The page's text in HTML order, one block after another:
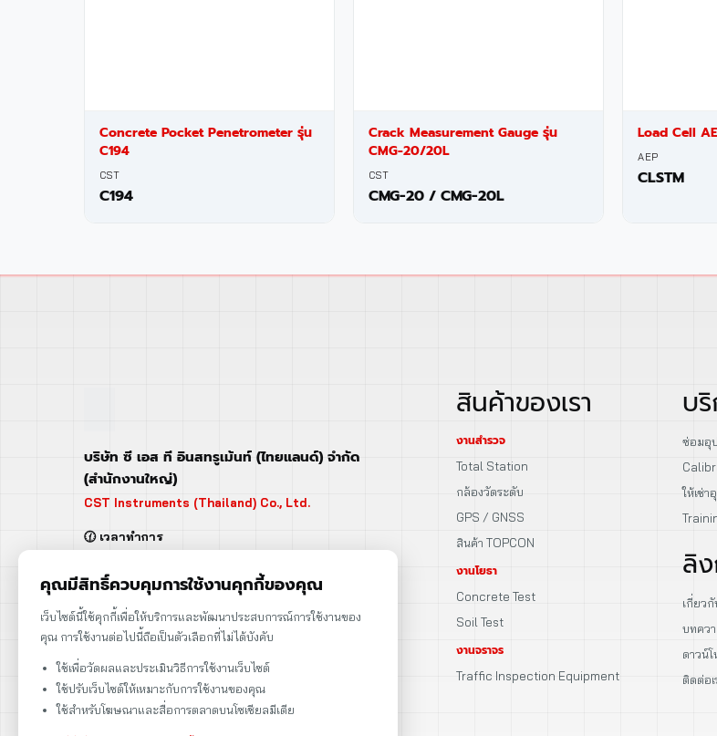
Concrete Pocket Penetrometer รุ่น
C194
CST
C194
Crack Measurement Gauge รุ่น
CMG-20/20L
CST
CMG-20 / CMG-20L
Load Cell
AEP
CLSTM
บริษัท ซี เอส ที อินสทรูเม้นท์ (ไทยแลนด์) จำกัด
(สำนักงานใหญ่)
CST Instruments (Thailand) Co., Ltd.
🕜 เวลาทำการ
เสาร์ | 08:00 - 12:00
📍 95 ถ.ร่มเกล้า แขวงคลองสามประเวศ
เขตลาดกระบัง กรุงเทพฯ 10520
Ladkrabang, Bangkok, Thailand 10520
เลขประจำตัวผู้เสียภาษี: 0105566170152
สินค้าของเรา
งานสำรวจ
Total Station
กล้องวัดระดับ
GPS / GNSS
สินค้า TOPCON
งานโยธา
Concrete Test
Soil Test
งานจราจร
Traffic Inspection Equipment
บ
ซ่อมอุ
ให้เช่
ลิ
เกี่ยวกั
บทคว
ดาวน์
ติดต่อเ
คุณมีสิทธิ์ควบคุมการใช้งานคุกกี้ของคุณ
เว็บไซต์นี้ใช้คุกกี้เพื่อให้บริการและพัฒนาประสบการณ์การใช้งานของ
คุณ การใช้งานต่อไปนี้ถือเป็นตัวเลือกที่ไม่ได้บังคับ
ใช้เพื่อวัดผลและประเมินวิธีการใช้งานเว็บไซต์
ใช้ปรับเว็บไซต์ให้เหมาะกับการใช้งานของคุณ
ใช้สำหรับโฆษณาและสื่อการตลาดบนโซเชียลมีเดีย